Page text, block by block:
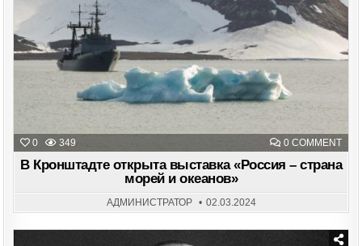
0 349 0 COMMENTON
В
И
В Кронштадте открыта выставка «Россия – страна
морей и океанов»
АДМИНИСТРАТОР 02.03.2024